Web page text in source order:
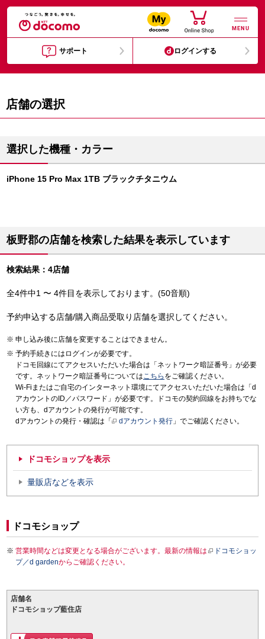
MENU
サポート ログインする
店舗の選択
選択した機種・カラー
iPhone 15 Pro Max 1TB ブラックチタニウム
板野郡の店舗を検索した結果を表示しています
検索結果：4店舗
全4件中1 〜 4件目を表示しております。(50音順)
予約申込する店舗/購入商品受取り店舗を選択してください。
申し込み後に店舗を変更することはできません。
予約手続きにはログインが必要です。
ドコモ回線にてアクセスいただいた場合は「ネットワーク暗証番号」が必要
です。ネットワーク暗証番号についてはこちら をご確認ください。
Wi-Fiまたはご自宅のインターネット環境にてアクセスいただいた場合は「d
アカウントのID／パスワード」が必要です。ドコモの契約回線をお持ちでな
い方も、dアカウントの発行が可能です。
dアカウントの発行・確認は「
dアカウント発行 」でご確認ください。
ドコモショップを表示
量販店などを表示
ドコモショップ
営業時間などは変更となる場合がございます。最新の情報は
ドコモショッ
プ／d gardenからご確認ください。
店舗名
ドコモショップ藍住店